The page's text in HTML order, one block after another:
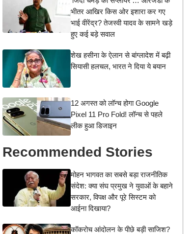
भीतर आखिर किस ओर इशारा कर गए
भाई वीरेंद्र? तेजस्वी यादव के सामने खड़े
हुए कई बड़े सवाल
शेख हसीना के ऐलान से बांग्लादेश में बढ़ी
सियासी हलचल, भारत ने दिया ये बयान
12 अगस्त को लॉन्च होगा Google
Pixel 11 Pro Fold! लॉन्च से पहले
लीक हुआ डिजाइन
Recommended Stories
मोहन भागवत का सबसे बड़ा राजनीतिक
संदेश: क्या संघ प्रमुख ने युवाओं के बहाने
सरकार, विपक्ष और पूरे सिस्टम को
आईना दिखाया?
कॉकरोच आंदोलन के पीछे बड़ी साजिश?